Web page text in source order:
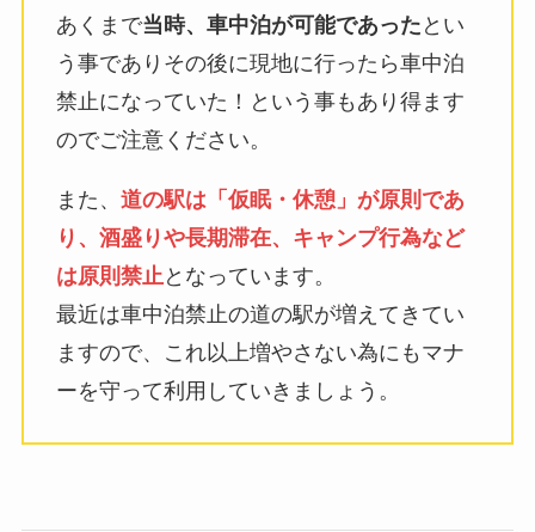
あくまで当時、車中泊が可能であった とい
う事でありその後に現地に行ったら車中泊
禁止になっていた！という事もあり得ます
のでご注意ください。
また、 道の駅は「仮眠・休憩」が原則であ
り、酒盛りや長期滞在、キャンプ行為など
は原則禁止 となっています。
最近は車中泊禁止の道の駅が増えてきてい
ますので、これ以上増やさない為にもマナ
ーを守って利用していきましょう。